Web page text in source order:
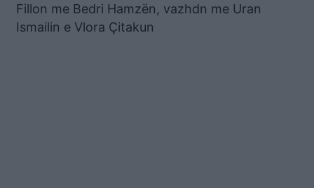
Fillon me Bedri Hamzën, vazhdn me Uran
Ismailin e Vlora Çitakun